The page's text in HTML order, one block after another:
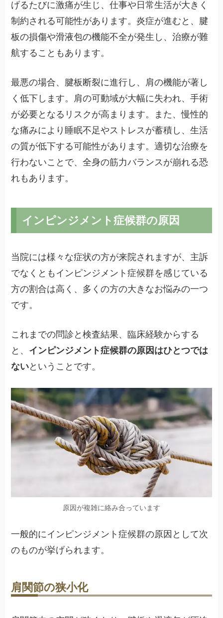
げるたびに激痛が生じ、仕事や日常生活が大きく
制約される可能性があります。炎症が進むと、腱
板の損傷や滑液包の機能不全が発生し、治療が難
航することもあります。
最悪の場合、腱板断裂に進行し、肩の機能が著し
く低下します。肩の可動域が大幅に失われ、手術
が必要となるリスクが高まります。また、慢性的
な痛みにより睡眠不足やストレスが蓄積し、生活
の質が低下する可能性があります。適切な治療を
行わないことで、全身の筋力バランスが崩れる恐
れもあります。
インピンジメント症候群の原因
当院には様々な症状の方が来院されますが、主訴
でなくともインピンジメント症候群を感じている
方の割合は高く、多くの方の大きなお悩みの一つ
です。
これまでの問診と検査結果、臨床経験からする
と、 インピンジメント症候群の原因はひとつでは
ないということです。
原因が複雑に絡み合っています
一般的にインピンジメント症候群の原因として次
のものが挙げられます。
肩関節の狭小化